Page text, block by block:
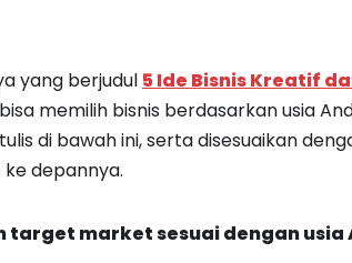
yang berjudul 5 Ide Bisnis Kreatif
memilih bisnis berdasarkan usia
di bawah ini, serta disesuaikan
depannya.
target market sesuai dengan usia